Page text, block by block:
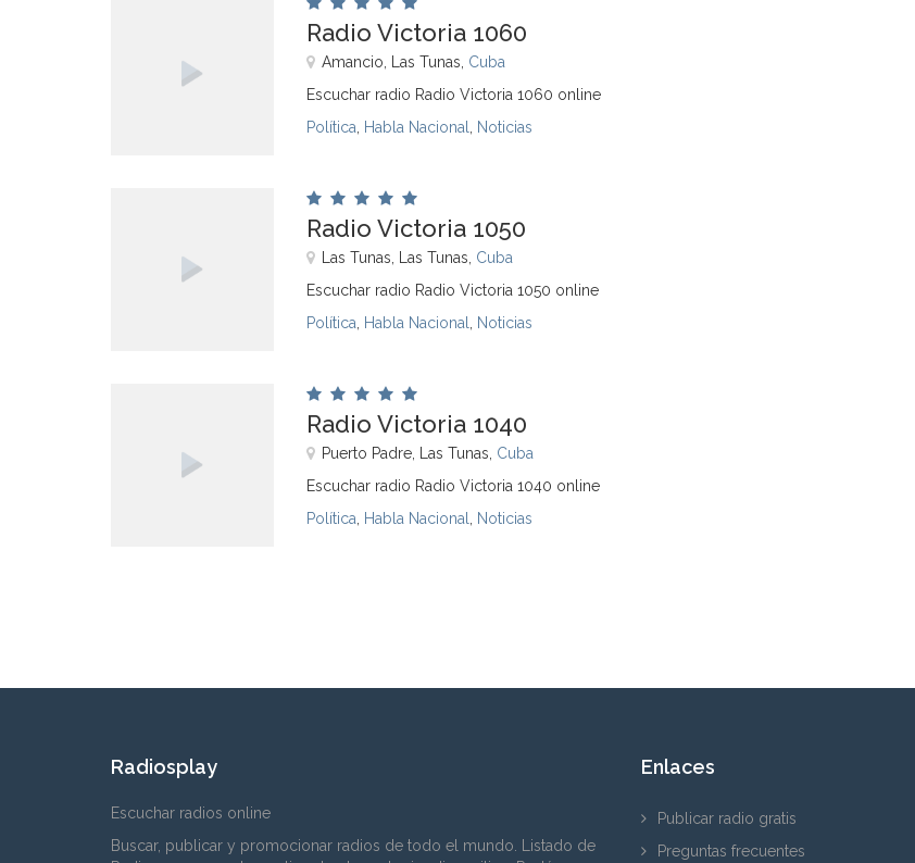
Radio Victoria 1060
Amancio, Las Tunas, Cuba
Escuchar radio Radio Victoria 1060 online
Política
Habla Nacional Noticias
Radio Victoria 1050
Las Tunas, Las Tunas, Cuba
Escuchar radio Radio Victoria 1050 online
Política
Habla Nacional Noticias
Radio Victoria 1040
Puerto Padre, Las Tunas, Cuba
Escuchar radio Radio Victoria 1040 online
Política
Habla Nacional Noticias
Radiosplay
Escuchar radios online
Buscar, publicar y promocionar radios de todo el mundo. Listado de
Enlaces
Publicar radio gratis
Preguntas frecuentes